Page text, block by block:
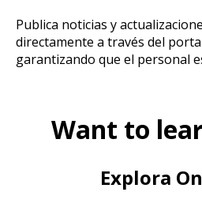
Publica noticias y
directamente a través del
garantizando que el personal
Want to
Explora